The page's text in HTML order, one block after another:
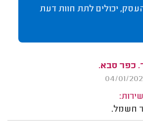
יכולים לתת חוות דעת
כפר סבא.
חשמל.